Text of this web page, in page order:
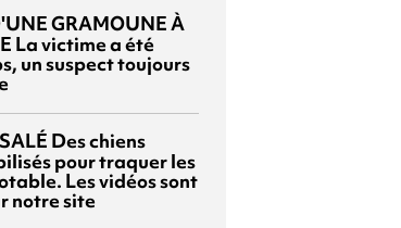
GRAMOUNE À
La victime a été
un suspect toujours
Des chiens
pour traquer les
Les vidéos sont
notre site